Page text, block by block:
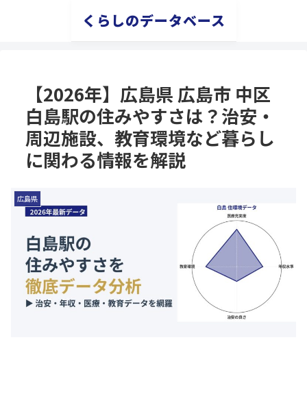
くらしのデータベース
【2026年】広島県 広島市 中区
白島駅の住みやすさは？治安・
周辺施設、教育環境など暮らし
に関わる情報を解説
広島県